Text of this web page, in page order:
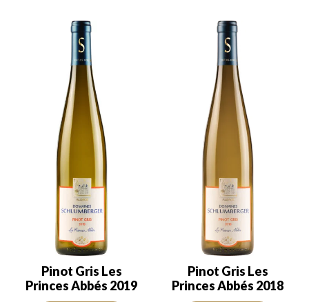
Pinot Gris Les
Princes Abbés 2019
Pinot Gris Les
Princes Abbés 2018